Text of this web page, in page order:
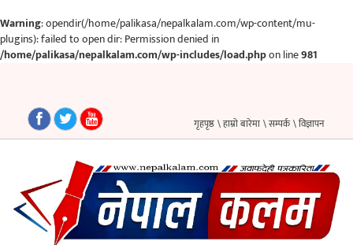
Warning: opendir(/home/palikasa/nepalkalam.com/wp-content/mu-
plugins): failed to open dir: Permission denied in
/home/palikasa/nepalkalam.com/wp-includes/load.phpon line981
समाचार
प्रदेश
पालिका
\ विज्ञापन
\ सम्पर्क
\ हाम्रो बारेमा
गृहपृष्ठ